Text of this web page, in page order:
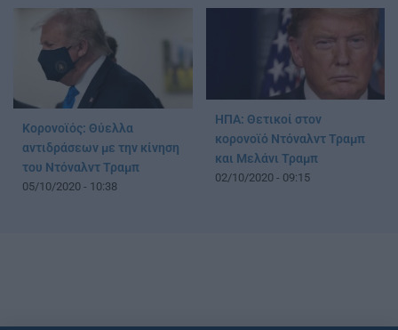
Κορονοϊός: Θύελλα
αντιδράσεων με την κίνηση
του Ντόναλντ Τραμπ
05/10/2020 - 10:38
ΗΠΑ: Θετικοί στον
κορονοϊό Ντόναλντ Τραμπ
και Μελάνι Τραμπ
02/10/2020 - 09:15